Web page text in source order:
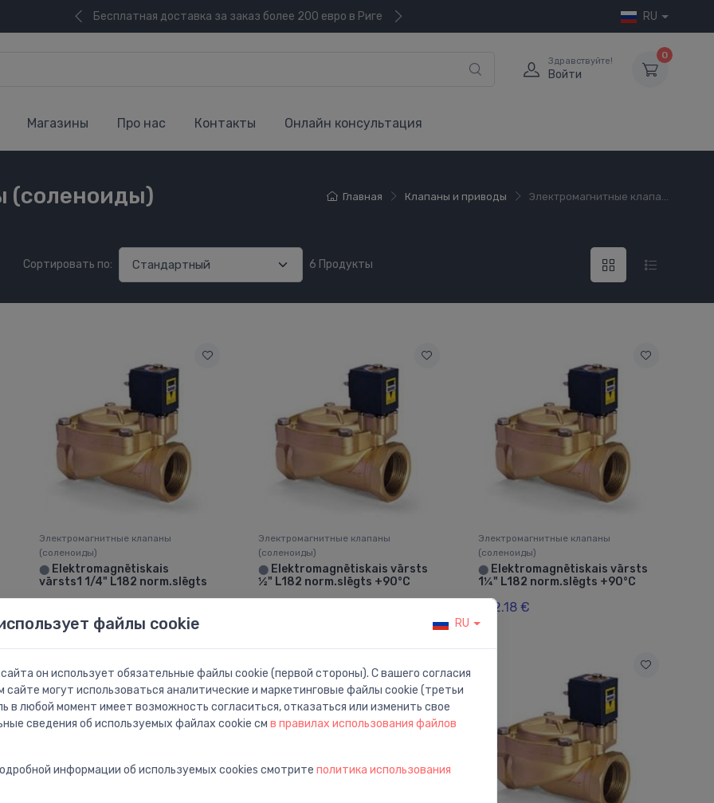
Бесплатная доставка за заказ более 200 евро в Риге RU
Здравствуйте!
Войти
0
Магазины Про нас Контакты Онлайн консультация
Главная Клапаны и приводы Электромагнитные клапа...
(соленоиды)
Сортировать по: 6 Продукты
Электромагнитные клапаны
(соленоиды)
⬤ Elektromagnētiskais
vārsts1 1/4" L182 norm.slēgts
Электромагнитные клапаны
(соленоиды)
⬤ Elektromagnētiskais vārsts
½" L182 norm.slēgts +90°C
Электромагнитные клапаны
(соленоиды)
⬤Elektromagnētiskais vārsts
1¼" L182 norm.slēgts +90°C
252.18 €
файлы cookie RU
он использует обязательные файлы cookie (первой стороны). С вашего согласия
сайте могут использоваться аналитические и маркетинговые файлы cookie (третьи
в любой момент имеет возможность согласиться, отказаться или изменить свое
сведения об используемых файлах cookie см в правилах использования файлов
информации об используемых cookies смотрите политика использования